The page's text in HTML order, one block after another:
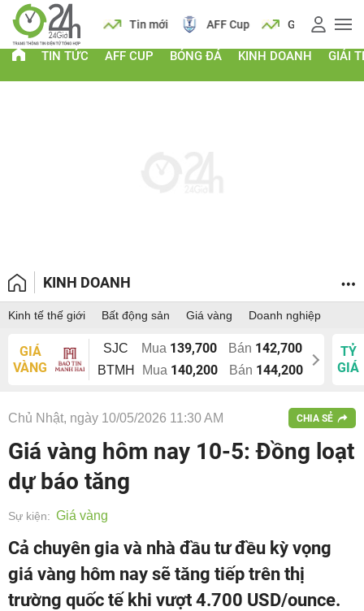
Lịch Tin mới AFF Cup Giá vàng
TIN TỨC AFF CUP BÓNG ĐÁ KINH DOANH GIẢI
KINH DOANH
Kinh tế thế giới Bất động sản Giá vàng Doanh nghiệp
GIÁ
VÀNG
SJC Mua 139,700 Bán 142,700
BTMH Mua 140,200 Bán 144,200
TỶ
GIÁ
Chủ Nhật, ngày 10/05/2026 11:30 AM CHIA SẺ
Giá vàng hôm nay 10-5: Đồng loạt
dự báo tăng
Sự kiện: Giá vàng
Cả chuyên gia và nhà đầu tư đều kỳ vọng
giá vàng hôm nay sẽ tăng tiếp trên thị
trường quốc tế khi vượt 4.700 USD/ounce.